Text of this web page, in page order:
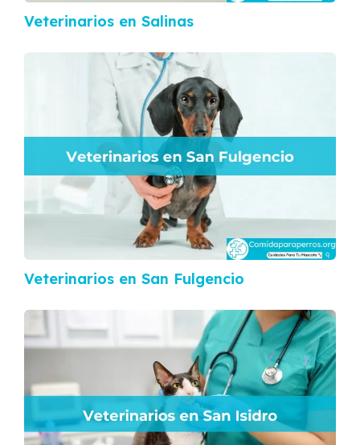
Veterinarios en Salinas
Veterinarios en San Fulgencio